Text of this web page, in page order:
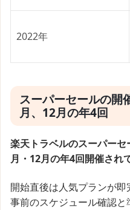
2022年
スーパーセールの開
月、12月の年4回
楽天トラベルのスーパー
月・12月の年4回開催され
開始直後は人気プランが即
事前のスケジュール確認